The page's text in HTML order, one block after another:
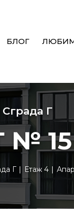
БЛОГ
Г
№ 15
Г Етаж 4